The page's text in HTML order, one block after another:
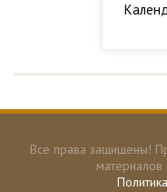
Все права защищены!
материалов